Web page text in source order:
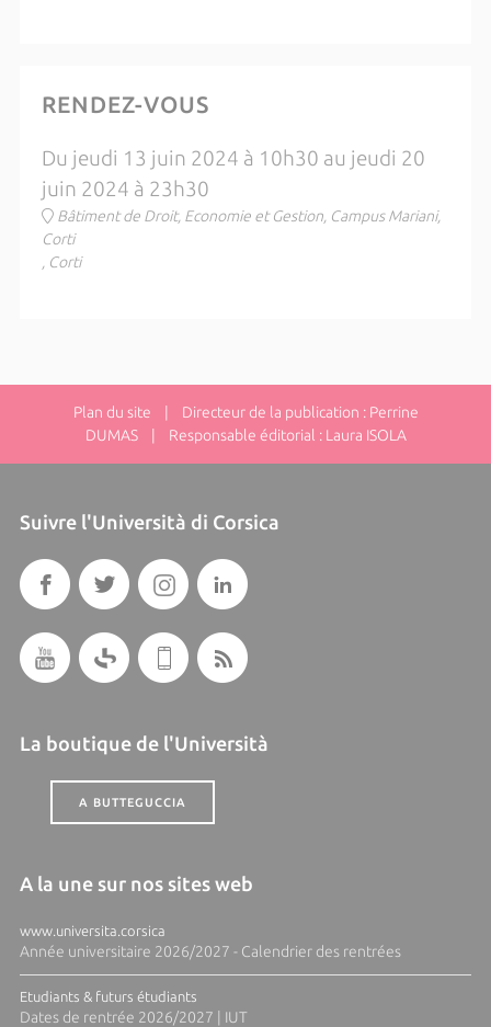
RENDEZ-VOUS
Du jeudi 13 juin 2024 à 10h30 au jeudi 20
juin 2024 à 23h30
Bâtiment de Droit, Economie et Gestion, Campus Mariani,
Corti
, Corti
Plan du site | Directeur de la publication : Perrine
DUMAS | Responsable éditorial : Laura ISOLA
Suivre l'Università di Corsica
La boutique de l'Università
A BUTTEGUCCIA
A la une sur nos sites web
www.universita.corsica
Année universitaire 2026/2027 - Calendrier des rentrées
Etudiants & futurs étudiants
Dates de rentrée 2026/2027 | IUT